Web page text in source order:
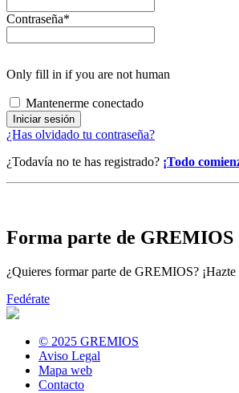
Contraseña*
Only fill in if you are not human
Mantenerme conectado
¿Has olvidado tu contraseña?
¿Todavía no te has registrado? ¡Todo
Forma parte de GREMIOS
¿Quieres formar parte de GREMIOS?
Fedérate
© 2025 GREMIOS
Aviso Legal
Mapa web
Contacto